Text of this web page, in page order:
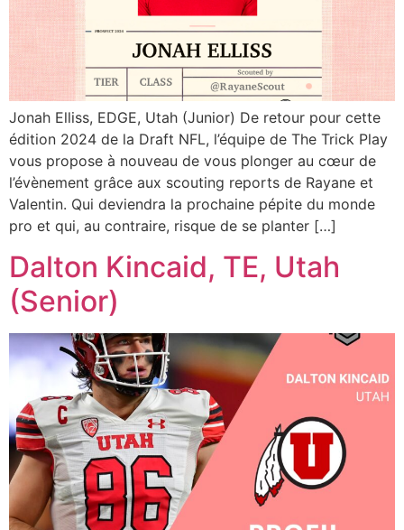
Jonah Elliss, EDGE, Utah (Junior) De retour pour cette
édition 2024 de la Draft NFL, l’équipe de The Trick Play
vous propose à nouveau de vous plonger au cœur de
l’évènement grâce aux scouting reports de Rayane et
Valentin. Qui deviendra la prochaine pépite du monde
pro et qui, au contraire, risque de se planter […]
Dalton Kincaid, TE, Utah
(Senior)